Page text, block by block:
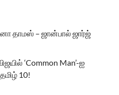
தாமஸ் – ஜான்பால் ஜார்ஜ்
‘Common Man’-ஐ
10!